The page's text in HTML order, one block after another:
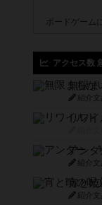
ボードゲーム
アクセス数
無限ま
紹介文
紹介文
宵と暁
紹介文